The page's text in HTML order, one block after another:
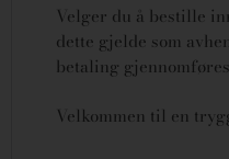
Velger du å bestille
dette gjelde som
betaling
Velkommen til en